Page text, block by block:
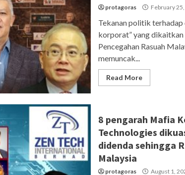
protagoras February
Tekanan politik terhadap
korporat” yang dikaitkan
Pencegahan Rasuah
memuncak...
Read More
8 pengarah Mafia
Technologies
didenda sehingga
Malaysia
protagoras August 1,